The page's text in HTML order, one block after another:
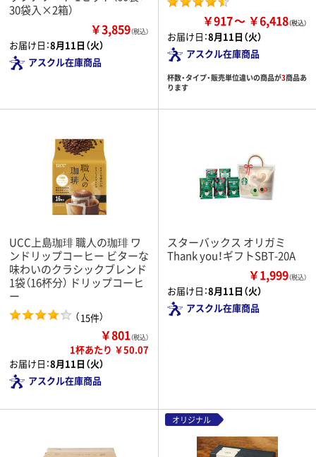
30袋入×2箱）
￥3,859（税込）
お届け日：8月11日（火）
アスクル在庫商品
￥917 ￥6,418
お届け日：8月11日（火）
アスクル在庫商品
杯数・タイプ・販売単位違いの商品が3商品あ
ります
UCC上島珈琲 職人の珈琲 ワ
ンドリップコーヒー ビターな
味わいのクラシックブレンド
1袋（16杯分） ドリップコーヒ
ー
（15件）
￥801（税込）
1杯あたり ￥50.07
お届け日：8月11日（火）
アスクル在庫商品
スターバックス オリガミ
Thank you！ギフトSBT-20A
￥1,999（税込）
お届け日：8月11日（火）
アスクル在庫商品
オリジナル